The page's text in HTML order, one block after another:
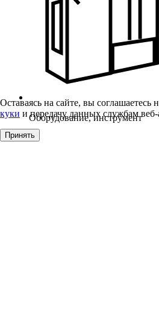
Оборудование, инструмент
Оставаясь на сайте, вы соглашаетесь
куки и передачу данных службам
Принять